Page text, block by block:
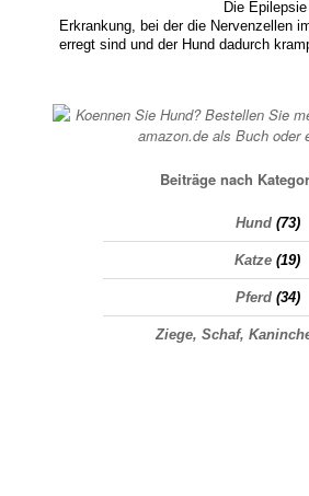
Die
Erkrankung, bei der die Nervenzellen
erregt sind und der Hund dadurch
Beiträge nach
Hund(73)
Katze (19)
Pferd(34)
Ziege, Schaf,